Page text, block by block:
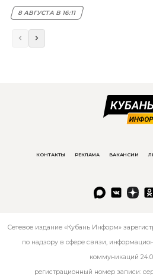
8 АВГУСТА В 16:11
КОНТАКТЫ РЕКЛАМА ВАКАНСИИ
Сетевое издание «Кубань Информ»
по надзору в сфере связи,
коммуникаций
регистрационный номер записи: